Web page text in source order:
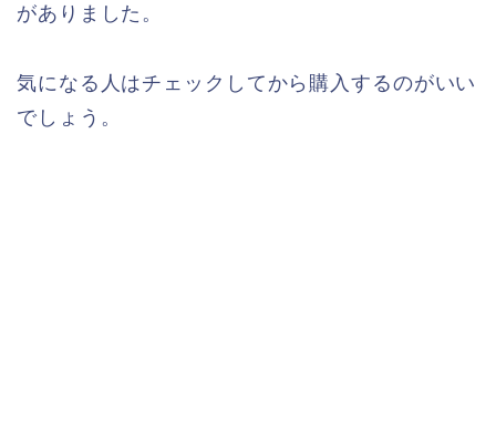
がありました。
気になる人はチェックしてから購入するのがいい
でしょう。